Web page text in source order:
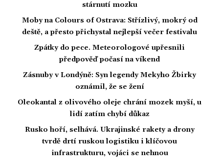
stárnutí mozku
Moby na Colours of Ostrava: Střízlivý, mokrý od
deště, a přesto přichystal nejlepší večer festivalu
Zpátky do pece. Meteorologové upřesnili
předpověď počasí na víkend
Zásnuby v Londýně: Syn legendy Mekyho Žbirky
oznámil, že se žení
Oleokantal z olivového oleje chrání mozek myší, u
lidí zatím chybí důkaz
Rusko hoří, selhává. Ukrajinské rakety a drony
tvrdě drtí ruskou logistiku i klíčovou
infrastrukturu, vojáci se nehnou